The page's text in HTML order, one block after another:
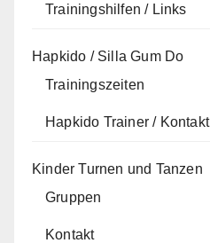
Trainingshilfen / Links
Hapkido / Silla Gum Do
Trainingszeiten
Hapkido Trainer / Kontakt
Kinder Turnen und Tanzen
Gruppen
Kontakt